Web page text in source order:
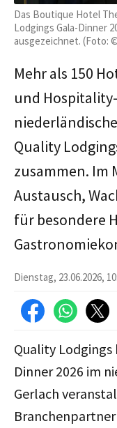
Das Boutique Hotel
Lodgings Gala-Dinner
ausgezeichnet. (Foto:
Mehr als 150
und
Quality
zusammen.
Austausch,
für besondere
Dienstag, 23.06.2026,
Quality Lodgings
Dinner 2026 im
Gerlach